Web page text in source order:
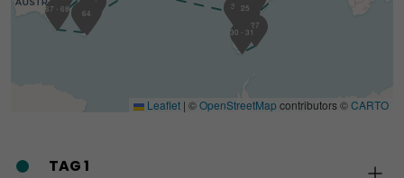
25
27
30 - 31
34
63
64
65
67 - 68
Leaflet | ©OpenStreetMap contributors ©CARTO
TAG 1